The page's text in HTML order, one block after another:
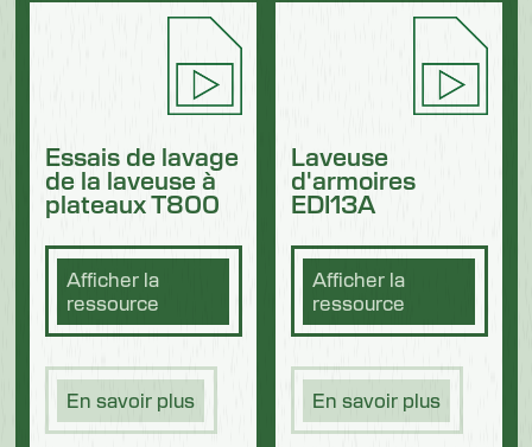
Essais de lavage
de la laveuse à
plateaux T800
Afficher la
ressource
En savoir plus
Laveuse
d'armoires
EDI13A
Afficher la
ressource
En savoir plus